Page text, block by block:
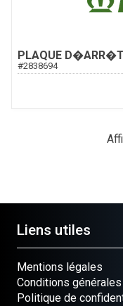
PLAQUE
#2838694
Liens utiles
Mentions légales
Conditions générales
Politique de